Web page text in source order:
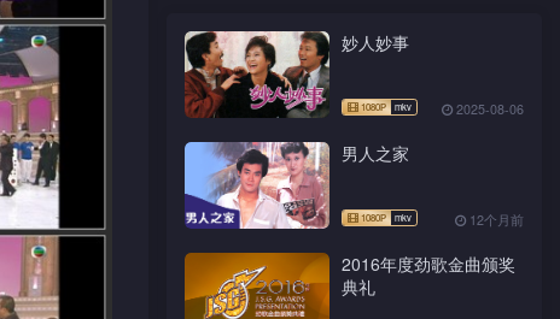
妙人妙事
2025-08-06
男人之家
12个月前
2016年度劲歌金曲颁奖
典礼